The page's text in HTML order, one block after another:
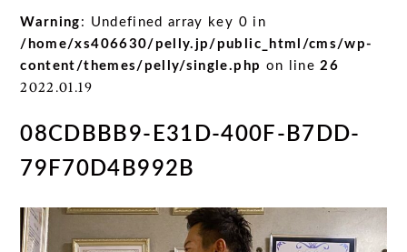
Warning : Undefined array key 0 in
/home/xs406630/pelly.jp/public_html/cms/wp-
content/themes/pelly/single.php on line26
2022.01.19
08CDBBB9-E31D-400F-B7DD-
79F70D4B992B